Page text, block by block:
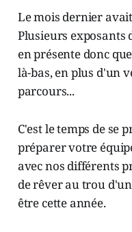
Le mois dernier
Plusieurs exposants
en présente donc
là-bas, en plus d'un
parcours...
C'est le temps de se
préparer votre
avec nos différents
de rêver au trou
être cette année.